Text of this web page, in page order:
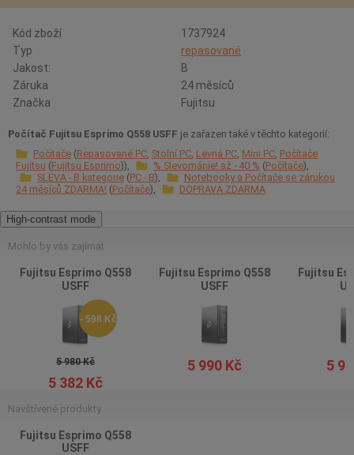
Kód zboží
1737924
Typ
repasované
Jakost:
B
Záruka
24 měsíců
Značka
Fujitsu
Počítač Fujitsu Esprimo Q558 USFF je zařazen také v těchto kategorií:
Počítače Repasované PC Stolní PC Levná PC Mini PC Počítače
Fujitsu Fujitsu Esprimo % Slevománie! až - 40 % Počítače
SLEVA - B kategorie PC - B
Notebooky a Počítače se zárukou
24 měsíců ZDARMA! Počítače DOPRAVA ZDARMA
High-contrast mode
Mohlo by vás zajímat
Fujitsu Esprimo Q558
USFF
- 598 Kč
5 980 Kč
5 382 Kč
Fujitsu Esprimo Q558
USFF
5 990 Kč
Fujitsu
5
Navštívené produkty
Fujitsu Esprimo Q558
USFF